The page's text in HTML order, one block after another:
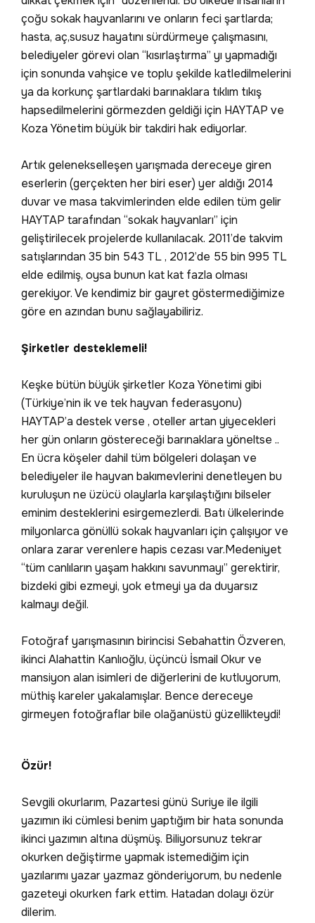
çoğu sokak hayvanlarını ve onların feci şartlarda;
hasta, aç,susuz hayatını sürdürmeye çalışmasını,
belediyeler görevi olan “kısırlaştırma” yı yapmadığı
için sonunda vahşice ve toplu şekilde katledilmelerini
ya da korkunç şartlardaki barınaklara tıklım tıkış
hapsedilmelerini görmezden geldiği için HAYTAP ve
Koza Yönetim büyük bir takdiri hak ediyorlar.
Artık gelenekselleşen yarışmada dereceye giren
eserlerin (gerçekten her biri eser) yer aldığı 2014
duvar ve masa takvimlerinden elde edilen tüm gelir
HAYTAP tarafından “sokak hayvanları” için
geliştirilecek projelerde kullanılacak. 2011’de takvim
satışlarından 35 bin 543 TL , 2012’de 55 bin 995 TL
elde edilmiş, oysa bunun kat kat fazla olması
gerekiyor. Ve kendimiz bir gayret göstermediğimize
göre en azından bunu sağlayabiliriz.
Şirketler desteklemeli!
Keşke bütün büyük şirketler Koza Yönetimi gibi
(Türkiye’nin ik ve tek hayvan federasyonu)
HAYTAP’a destek verse , oteller artan yiyecekleri
her gün onların göstereceği barınaklara yöneltse ..
En ücra köşeler dahil tüm bölgeleri dolaşan ve
belediyeler ile hayvan bakımevlerini denetleyen bu
kuruluşun ne üzücü olaylarla karşılaştığını bilseler
eminim desteklerini esirgemezlerdi. Batı ülkelerinde
milyonlarca gönüllü sokak hayvanları için çalışıyor ve
onlara zarar verenlere hapis cezası var.Medeniyet
“tüm canlıların yaşam hakkını savunmayı” gerektirir,
bizdeki gibi ezmeyi, yok etmeyi ya da duyarsız
kalmayı değil.
Fotoğraf yarışmasının birincisi Sebahattin Özveren,
ikinci Alahattin Kanlıoğlu, üçüncü İsmail Okur ve
mansiyon alan isimleri de diğerlerini de kutluyorum,
müthiş kareler yakalamışlar. Bence dereceye
girmeyen fotoğraflar bile olağanüstü güzellikteydi!
Özür!
Sevgili okurlarım, Pazartesi günü Suriye ile ilgili
yazımın iki cümlesi benim yaptığım bir hata sonunda
ikinci yazımın altına düşmüş. Biliyorsunuz tekrar
okurken değiştirme yapmak istemediğim için
yazılarımı yazar yazmaz gönderiyorum, bu nedenle
gazeteyi okurken fark ettim. Hatadan dolayı özür
dilerim.